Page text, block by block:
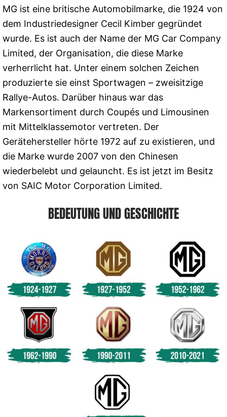
MG ist eine britische Automobilmarke, die 1924 von
dem Industriedesigner Cecil Kimber gegründet
wurde. Es ist auch der Name der MG Car Company
Limited, der Organisation, die diese Marke
verherrlicht hat. Unter einem solchen Zeichen
produzierte sie einst Sportwagen – zweisitzige
Rallye-Autos. Darüber hinaus war das
Markensortiment durch Coupés und Limousinen
mit Mittelklassemotor vertreten. Der
Gerätehersteller hörte 1972 auf zu existieren, und
die Marke wurde 2007 von den Chinesen
wiederbelebt und gelauncht. Es ist jetzt im Besitz
von SAIC Motor Corporation Limited.
BEDEUTUNG UND GESCHICHTE